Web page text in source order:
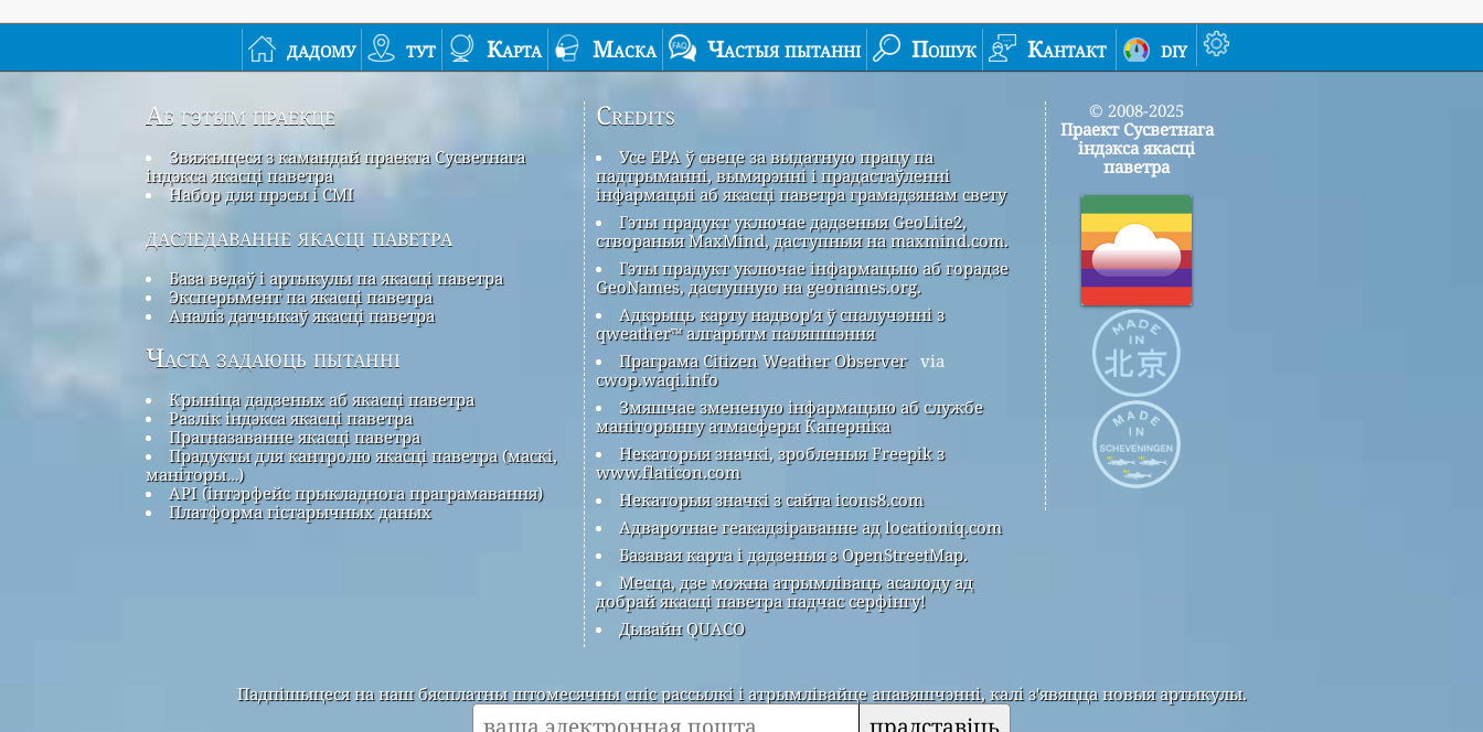
дадому тут Карта Маска Частыя пытанні Пошук Кантакт diy
Аб гэтым праекце
Звяжыцеся з камандай праекта Сусветнага
індэкса якасці паветра
Набор для прэсы і СМІ
даследаванне якасці паветра
База ведаў і артыкулы па якасці паветра
Эксперымент па якасці паветра
Аналіз датчыкаў якасці паветра
Часта задаюць пытанні
Крыніца дадзеных аб якасці паветра
Разлік індэкса якасці паветра
Прагназаванне якасці паветра
Прадукты для кантролю якасці паветра (маскі,
маніторы…)
API (інтэрфейс прыкладнога праграмавання)
Платформа гістарычных даных
Credits
Усе EPA ў свеце за выдатную працу па
падтрыманні, вымярэнні і прадастаўленні
інфармацыі аб якасці паветра грамадзянам свету
Гэты прадукт уключае дадзеныя GeoLite2,
створаныя MaxMind, даступныя на maxmind.com.
Гэты прадукт уключае інфармацыю аб горадзе
GeoNames, даступную на geonames.org.
Адкрыць карту надвор'я ў спалучэнні з
qweather™ алгарытм паляпшэння
Праграма Citizen Weather Observer via
cwop.waqi.info
Змяшчае змененую інфармацыю аб службе
маніторынгу атмасферы Каперніка
Некаторыя значкі, зробленыя Freepik з
www.flaticon.com
Некаторыя значкі з сайта icons8.com
Адваротнае геакадзіраванне ад locationiq.com
Базавая карта і дадзеныя з OpenStreetMap.
Месца, дзе можна атрымліваць асалоду ад
добрай якасці паветра падчас серфінгу!
Дызайн QUACO
© 2008-2025
Праект Сусветнага
індэкса якасці
паветра
Падпішыцеся на наш бясплатны штомесячны спіс рассылкі і атрымлівайце апавяшчэнні, калі з'явяцца новыя артыкулы.
прадставіць